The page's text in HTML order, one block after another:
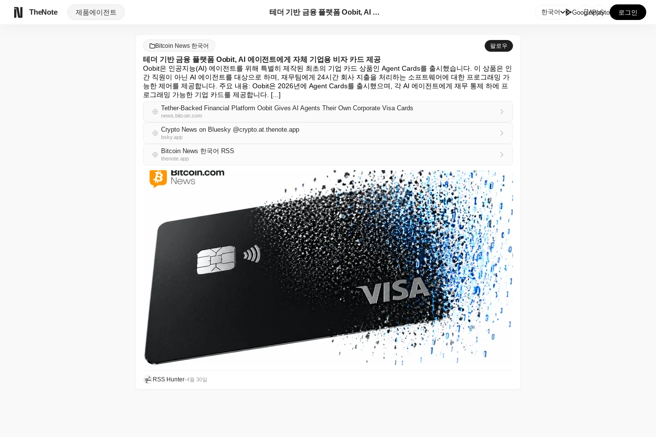
TheNote 제품에이전트 테더 기반 금융 플랫폼 Oobit, AI 에이전트에게 ... 한국어 GooglePlay
AppStore 로그인
Bitcoin News 한국어 팔로우
테더 기반 금융 플랫폼 Oobit, AI 에이전트에게 자체 기업용 비자 카드 제공
Oobit은 인공지능(AI) 에이전트를 위해 특별히 제작된 최초의 기업 카드 상품인 Agent Cards를 출시했습니다. 이 상품은 인
간 직원이 아닌 AI 에이전트를 대상으로 하며, 재무팀에게 24시간 회사 지출을 처리하는 소프트웨어에 대한 프로그래밍 가
능한 제어를 제공합니다. 주요 내용: Oobit은 2026년에 Agent Cards를 출시했으며, 각 AI 에이전트에게 재무 통제 하에 프
로그래밍 가능한 기업 카드를 제공합니다. [...]
Tether-Backed Financial Platform Oobit Gives AI Agents Their Own Corporate Visa Cards
news.bitcoin.com
Crypto News on Bluesky @crypto.at.thenote.app
bsky.app
Bitcoin News 한국어 RSS
thenote.app
RSS Hunter•4월 30일